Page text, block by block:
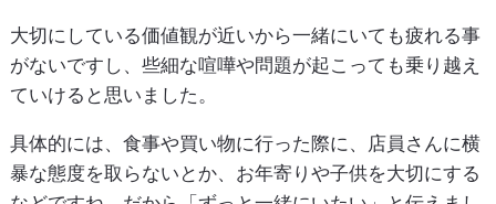
大切にしている価値観が近いから一緒にいても疲れる事
がないですし、些細な喧嘩や問題が起こっても乗り越え
ていけると思いました。
具体的には、食事や買い物に行った際に、店員さんに横
暴な態度を取らないとか、お年寄りや子供を大切にする